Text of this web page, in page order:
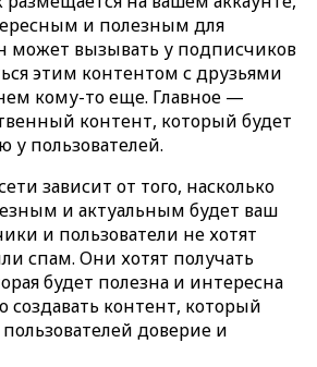
и полезным для
может вызывать у подписчиков
этим контентом с друзьями
кому-то еще. Главное —
контент, который будет
у пользователей.
зависит от того, насколько
и актуальным будет ваш
и пользователи не хотят
спам. Они хотят получать
будет полезна и интересна
создавать контент, который
доверие и